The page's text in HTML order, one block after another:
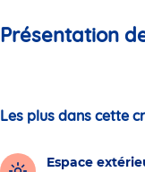
Présentation
Les plus dans cette
Espace